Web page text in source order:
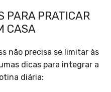
PARA PRATICAR
CASA
não precisa se limitar às
dicas para integrar a
diária: